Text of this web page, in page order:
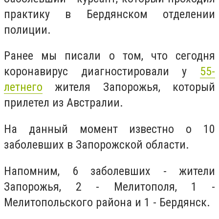
практику в Бердянском отделении
полиции.
Ранее мы писали о том, что сегодня
коронавирус диагностировали у 55-
летнего жителя Запорожья, который
прилетел из Австралии.
На данный момент известно о 10
заболевших в Запорожской области.
Напомним, 6 заболевших - жители
Запорожья, 2 - Мелитополя, 1 -
Мелитопольского района и 1 - Бердянск.